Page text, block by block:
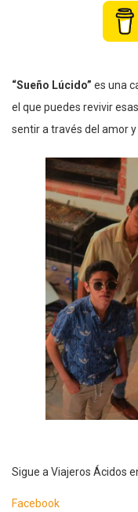
“Sueño Lúcido” es una
el que puedes revivir
sentir a través del amor
Sigue a Viajeros Ácidos
Facebook